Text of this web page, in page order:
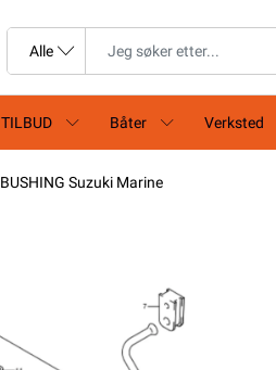
TILBUD Båter Verksted
BUSHING Suzuki Marine